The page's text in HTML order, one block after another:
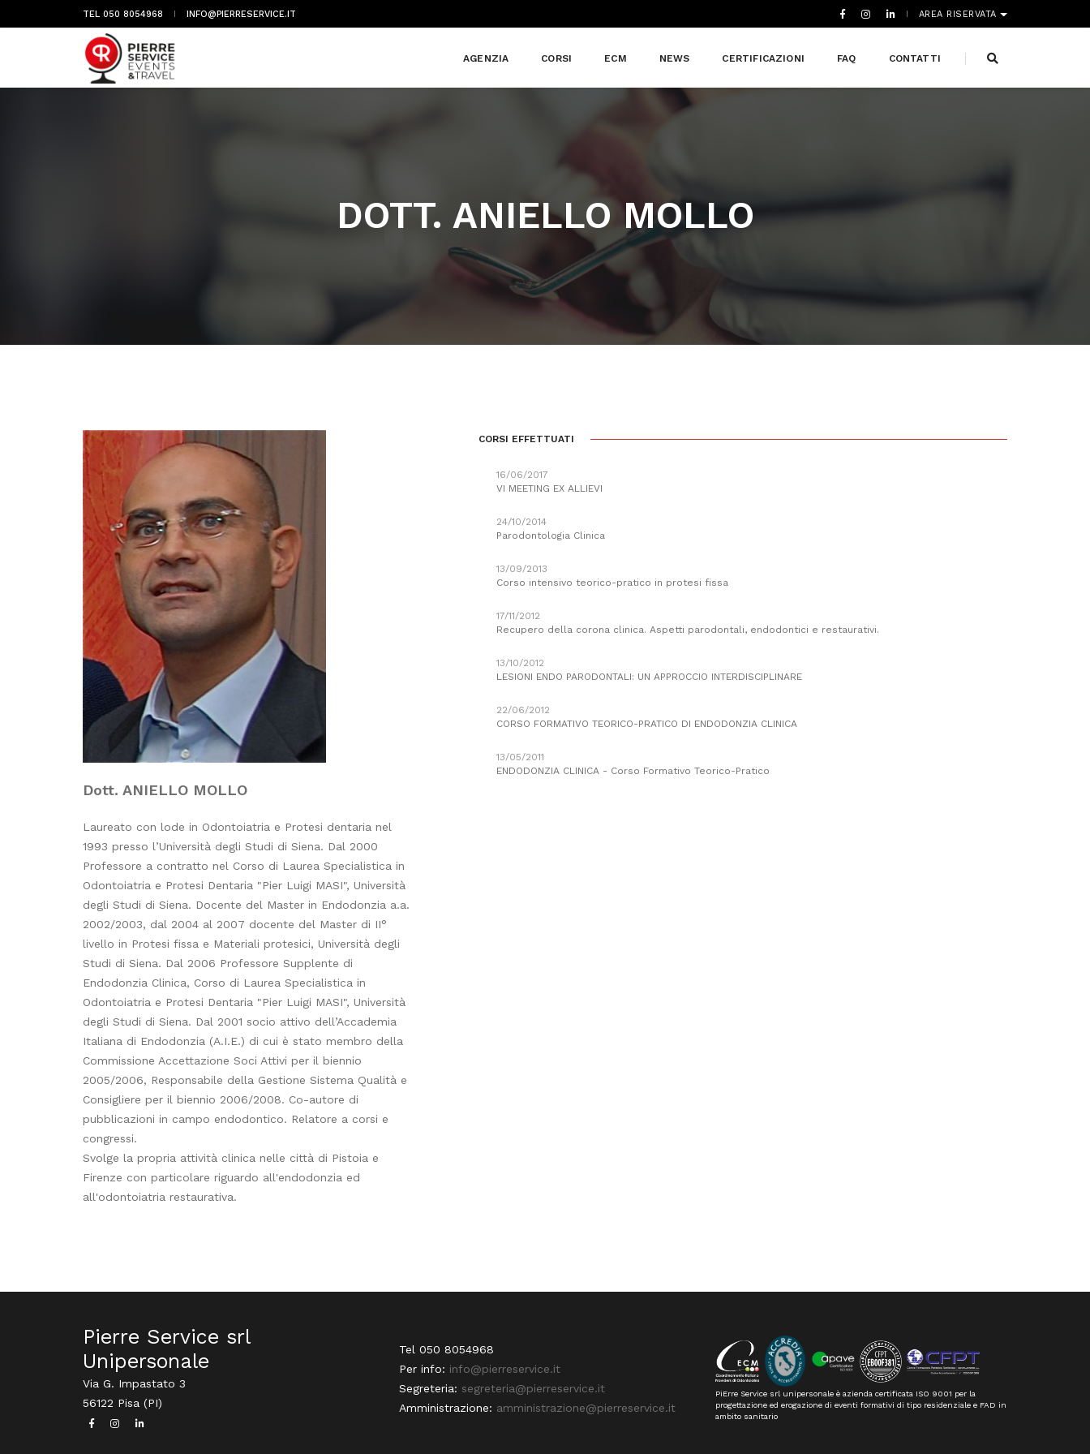
TEL 050 8054968 INFO@PIERRESERVICE.IT AREA RISERVATA
AGENZIA CORSI ECM NEWS CERTIFICAZIONI FAQ CONTATTI
DOTT. ANIELLO MOLLO
Dott. ANIELLO MOLLO
Laureato con lode in Odontoiatria e Protesi dentaria nel
1993 presso l’Università degli Studi di Siena. Dal 2000
Professore a contratto nel Corso di Laurea Specialistica in
Odontoiatria e Protesi Dentaria "Pier Luigi MASI", Università
degli Studi di Siena. Docente del Master in Endodonzia a.a.
2002/2003, dal 2004 al 2007 docente del Master di II°
livello in Protesi fissa e Materiali protesici, Università degli
Studi di Siena. Dal 2006 Professore Supplente di
Endodonzia Clinica, Corso di Laurea Specialistica in
Odontoiatria e Protesi Dentaria "Pier Luigi MASI", Università
degli Studi di Siena. Dal 2001 socio attivo dell’Accademia
Italiana di Endodonzia (A.I.E.) di cui è stato membro della
Commissione Accettazione Soci Attivi per il biennio
2005/2006, Responsabile della Gestione Sistema Qualità e
Consigliere per il biennio 2006/2008. Co-autore di
pubblicazioni in campo endodontico. Relatore a corsi e
congressi.
Svolge la propria attività clinica nelle città di Pistoia e
Firenze con particolare riguardo all'endodonzia ed
all'odontoiatria restaurativa.
CORSI EFFETTUATI
16/06/2017
VI MEETING EX ALLIEVI
24/10/2014
Parodontologia Clinica
13/09/2013
Corso intensivo teorico-pratico in protesi fissa
17/11/2012
Recupero della corona clinica. Aspetti parodontali, endodontici e restaurativi.
13/10/2012
LESIONI ENDO PARODONTALI: UN APPROCCIO INTERDISCIPLINARE
22/06/2012
CORSO FORMATIVO TEORICO-PRATICO DI ENDODONZIA CLINICA
13/05/2011
ENDODONZIA CLINICA - Corso Formativo Teorico-Pratico
Pierre Service srl
Unipersonale
Via G. Impastato 3
56122 Pisa (PI)
Tel 050 8054968
Per info: info@pierreservice.it
Segreteria: segreteria@pierreservice.it
Amministrazione: amministrazione@pierreservice.it
PiErre Service srl unipersonale è azienda certificata ISO 9001 per la
progettazione ed erogazione di eventi formativi di tipo residenziale e FAD in
ambito sanitario